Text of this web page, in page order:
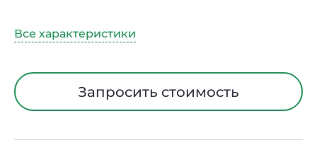
Угол рассеивания
Диапазон рабочих
температурЗапросить стоимость